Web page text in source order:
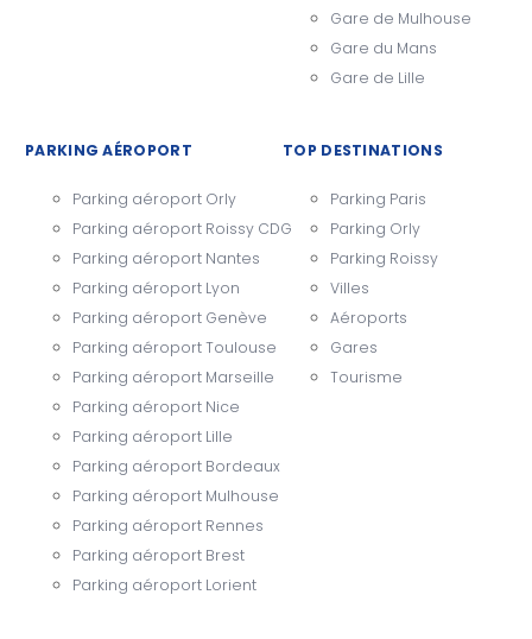
Gare de Mulhouse
Gare du Mans
Gare de Lille
PARKING AÉROPORT
Parking aéroport Orly
Parking aéroport Roissy CDG
Parking aéroport Nantes
Parking aéroport Lyon
Parking aéroport Genève
Parking aéroport Toulouse
Parking aéroport Marseille
Parking aéroport Nice
Parking aéroport Lille
Parking aéroport Bordeaux
Parking aéroport Mulhouse
Parking aéroport Rennes
Parking aéroport Brest
Parking aéroport Lorient
TOP DESTINATIONS
Parking Paris
Parking Orly
Parking Roissy
Villes
Aéroports
Gares
Tourisme